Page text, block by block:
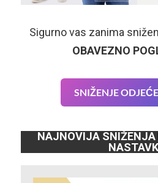
Sigurno vas zanima
OBAVEZNO
SNIŽENJE
NAJNOVIJA SNIŽENJA